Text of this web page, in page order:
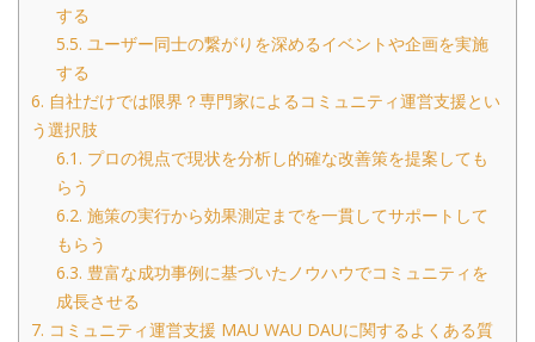
する
5.5. ユーザー同士の繋がりを深めるイベントや企画を実施
する
6. 自社だけでは限界？専門家によるコミュニティ運営支援とい
う選択肢
6.1. プロの視点で現状を分析し的確な改善策を提案しても
らう
6.2. 施策の実行から効果測定までを一貫してサポートして
もらう
6.3. 豊富な成功事例に基づいたノウハウでコミュニティを
成長させる
7. コミュニティ運営支援 MAU WAU DAUに関するよくある質